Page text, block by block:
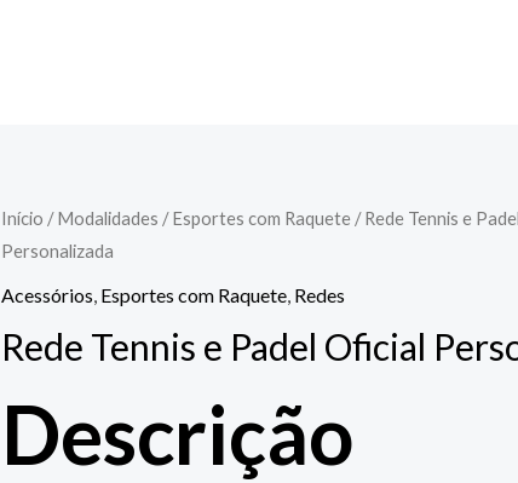
Início /Modalidades /Esportes com Raquete / Rede Tennis e
Personalizada
Acessórios Esportes com Raquete Redes
Rede Tennis e Padel Oficial
Descrição